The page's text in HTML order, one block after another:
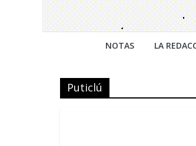
NOTAS LA
Puticlú